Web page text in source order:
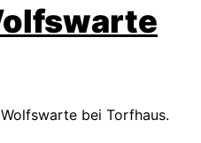
bei Torfhaus.